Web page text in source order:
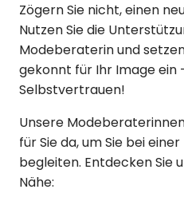
Zögern Sie nicht, einen
Nutzen Sie die
Modeberaterin und
gekonnt für Ihr Image ein
Selbstvertrauen!
Unsere
für Sie da, um Sie bei
begleiten. Entdecken Sie
Nähe: